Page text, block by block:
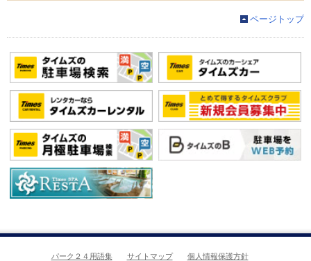
ページトップ
パーク２４用語集 サイトマップ 個人情報保護方針